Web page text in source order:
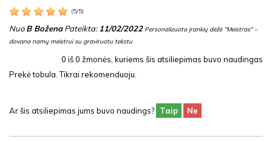
(5/5)
NuoB BoženaPateikta: 11/02/2022 Personalizuota įrankių dėžė "Meistras" –
dovana namų meistrui su graviruotu tekstu
0 iš0 žmonės, kuriems šis atsiliepimas buvo naudingas
Prekė tobula. Tikrai rekomenduoju.
Ar šis atsiliepimas jums buvo naudings? Taip Ne